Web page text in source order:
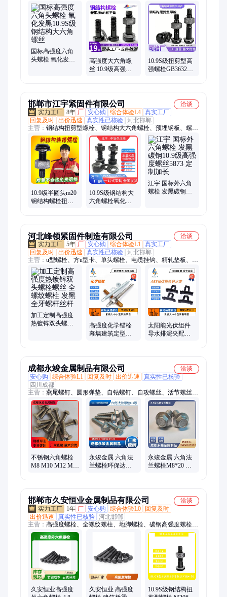
镀锌螺丝、基础地脚螺丝、热渗锌螺栓、热镀锌高强度螺栓、热
镀锌连接副、地脚螺栓、预埋地脚螺栓、锚栓、地基锚固螺栓、
设备地脚锚栓、预埋锚栓、大六角头螺栓、高强度大六角螺栓、
10.9级扭剪型螺栓、扭剪型螺栓、扭剪型高强度螺栓、扭剪螺
栓、国标热镀锌螺栓、热镀锌紧固件、风电螺栓
国标高强度六角
头螺栓 氧化发黑
高强度大六角螺
丝 10.9级高强连
10.9S级扭剪型高
强螺栓GB3632钢
邯郸市江宇紧固件有限公司
洽谈
8年 厂 安心购 综合体验L4 真实工厂
回复及时 出价迅速 真实性已核验 河北邯郸
主营： 钢结构扭剪型螺栓、钢结构大六角螺栓、预埋钢板、螺
丝、焊钉、大六角钢结构连接副、厂房钢结构大六角螺栓、桥梁
大六角高强度螺栓、摩擦型大六角螺栓、扭剪型高强度螺栓、
10.9级扭剪螺栓、扭剪型钢结构螺栓、扭剪螺栓连接副、剪力栓
钉、圆柱头焊钉、钢结构剪力钉、栓钉连接件、桥梁焊钉、楼承
板栓钉、磁环焊钉、钢结构预埋板、预埋铁板、镀锌预埋板、栓
钉、剪力钉、焊接预埋钢板
10.9级半圆头m20
钢结构螺栓扭剪
10.9S级钢结构大
六角螺栓氧化发
江宇 国标外六角
螺栓 发黑碳钢
河北峰领紧固件制造有限公司
洽谈
5年 厂 安心购 综合体验L1 真实工厂
回复及时 出价迅速 真实性已核验 河北邯郸
主营： u型螺栓、方u型卡、单头螺栓、电缆挂钩、精轧垫板、异
形钩子、9字地脚螺栓、高强度地脚螺栓、地脚螺栓、预埋钢
板、双头螺栓、电缆支架、角钢支架、钻尾丝
加工定制高强度
热镀锌双头螺栓
高强度化学锚栓
幕墙建筑定型锚
太阳能光伏组件
导水排泥夹配件
成都永竣金属制品有限公司
洽谈
安心购
综合体验L1 回复及时 出价迅速
真实性已核验
四川成都
主营： 燕尾螺钉、圆形弹垫、自钻螺钉、自攻螺丝、活节螺丝、
螺栓螺丝、六角螺丝、自钻螺丝、钻尾螺丝、螺丝螺母、螺母垫
片、六角螺母、六角螺栓、法兰螺母、加大平垫、法兰螺帽、化
学锚栓、压板螺母、钻尾螺钉、拉铆螺母、导向螺钉、焊接螺
栓、螺栓垫片、双头螺栓、注塑螺栓
不锈钢六角螺栓
M8 M10 M12 M16
永竣金属 六角法
兰螺栓环保达克
永竣金属 六角法
兰螺栓M8*20 厂
邯郸市久安恒业金属制品有限公司
洽谈
1年 厂 安心购 综合体验L0
回复及时
出价迅速
真实性已核验 河北邯郸
主营： 高强度螺栓、全螺纹螺柱、地脚螺栓、碳钢高强度螺栓、
预埋钢板、预埋件、热镀锌拉条、镀锌拉条、栓钉、剪力钉、双
头螺栓、螺栓、螺母、高强度螺母、焊板地脚螺栓
久安恒业高强度
久安恒业 高强度
10.9S级钢结构扭